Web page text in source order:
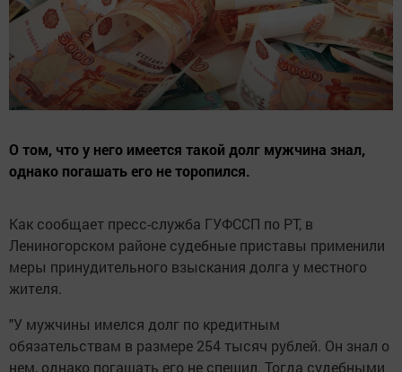
О том, что у него имеется такой долг мужчина знал,
однако погашать его не торопился.
Как сообщает пресс-служба ГУФССП по РТ, в
Лениногорском районе судебные приставы применили
меры принудительного взыскания долга у местного
жителя.
"У мужчины имелся долг по кредитным
обязательствам в размере 254 тысяч рублей. Он знал о
нем, однако погашать его не спешил. Тогда судебными